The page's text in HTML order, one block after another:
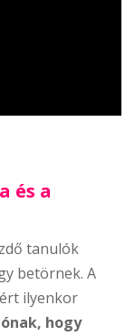
és a
tanulók
betörnek. A
ilyenkor
hogy